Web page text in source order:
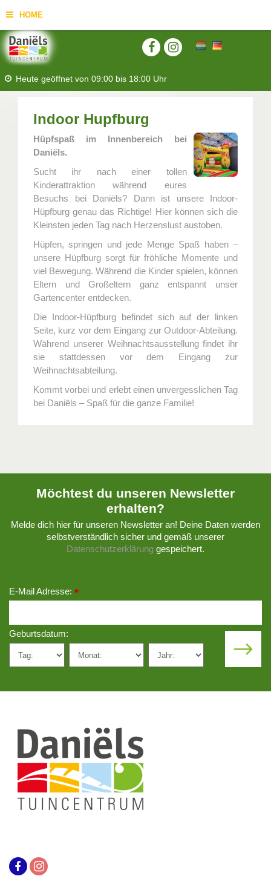
HOME
Heute geöffnet von 09:00 bis 18:00 Uhr
Indoor Hupfburg
Hüpfspaß im Innenbereich bei
Daniëls.
Sucht ihr nach einer tollen
Kinderattraktion während eures
Besuchs bei Daniëls? Dann ist unsere Indoor-
Hüpfburg genau das Richtige! Hier können sich die
Kleinsten jeden Tag nach Herzenslust austoben.
Hüpfen, springen und jede Menge Spaß haben –
unsere Hüpfburg sorgt für fröhliche Momente und
viel Bewegung. Während die Kinder spielen, können
Eltern und Großeltern ganz entspannt unser
Gartencenter entdecken.
Die Indoor-Hüpfburg befindet sich auf der linken
Seite, kurz vor dem Eingang zur Outdoor-Abteilung.
Während unserer Weihnachtsausstellung findet ihr
sie stattdessen vor dem Eingang zur
Weihnachtsabteilung.
Kommt vorbei und erlebt einen unvergesslichen Tag
bei Daniëls – Spaß für die ganze Familie!
Möchtest du unseren Newsletter
erhalten?
Melde dich hier für unseren Newsletter an! Deine Daten werden
selbstverständlich sicher und gemäß unserer
Datenschutzerklärung gespeichert.
E-Mail Adresse: *
Geburtsdatum: